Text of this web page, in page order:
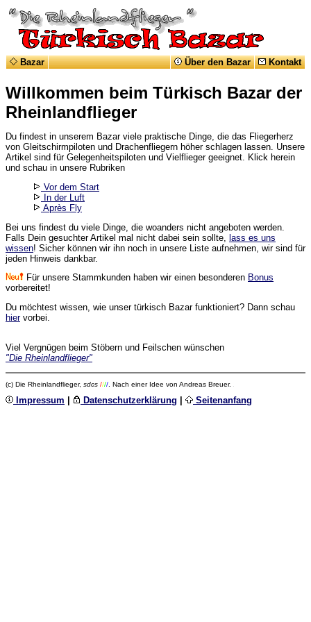
Bazar Über den Bazar Kontakt
Willkommen beim Türkisch Bazar der
Rheinlandflieger
Du findest in unserem Bazar viele praktische Dinge, die das Fliegerherz
von Gleitschirmpiloten und Drachenfliegern höher schlagen lassen. Unsere
Artikel sind für Gelegenheitspiloten und Vielflieger geeignet. Klick herein
und schau in unsere Rubriken
Vor dem Start
In der Luft
Après Fly
Bei uns findest du viele Dinge, die woanders nicht angeboten werden.
Falls Dein gesuchter Artikel mal nicht dabei sein sollte, lass es uns
wissen! Sicher können wir ihn noch in unsere Liste aufnehmen, wir sind für
jeden Hinweis dankbar.
Für unsere Stammkunden haben wir einen besonderen Bonus
vorbereitet!
Du möchtest wissen, wie unser türkisch Bazar funktioniert? Dann schau
hiervorbei.
Viel Vergnügen beim Stöbern und Feilschen wünschen
"Die Rheinlandflieger"
(c) Die Rheinlandflieger, sdcs //// . Nach einer Idee von Andreas Breuer.
Impressum Datenschutzerklärung Seitenanfang